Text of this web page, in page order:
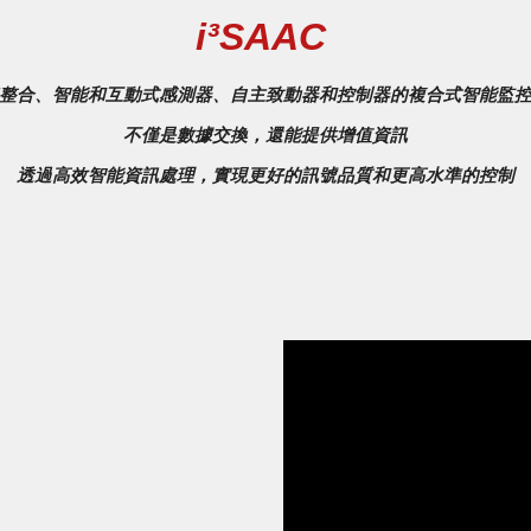
i³SAAC
合、智能和互動式感測器、自主致動器和控制器的複合式智能監
不僅是數據交換，還能提供增值資訊
透過高效智能資訊處理，實現更好的訊號品質和更高水準的控制